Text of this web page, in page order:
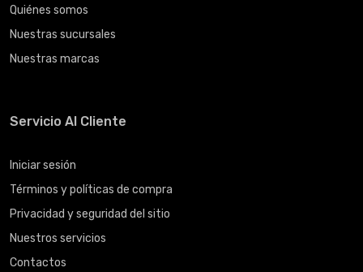
Quiénes somos
Nuestras sucursales
Nuestras marcas
Servicio Al Cliente
Iniciar sesión
Términos y políticas de compra
Privacidad y seguridad del sitio
Nuestros servicios
Contactos